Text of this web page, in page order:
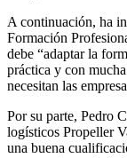
A continuación, ha
Formación
debe “adaptar la
práctica y con
necesitan las
Por su parte, Pedro
logísticos Propeller
una buena